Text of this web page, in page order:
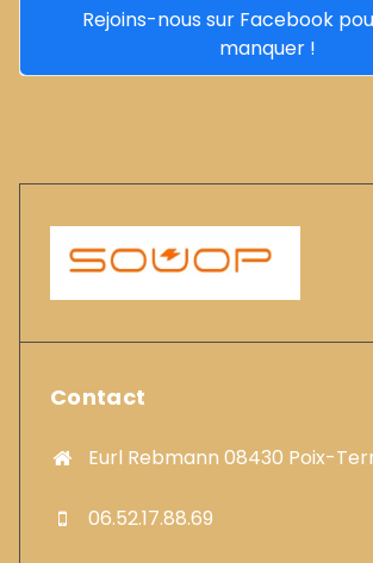
Rejoins-nous sur Facebook
manquer !
Contact
Eurl Rebmann 08430 Poix-
06.52.17.88.69